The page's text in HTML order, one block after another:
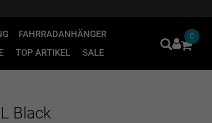
FAHRRADANHÄNGER
TOP ARTIKEL SALE
0
Black